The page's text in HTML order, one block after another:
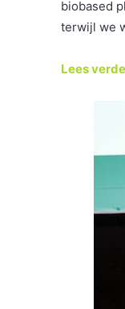
biobased
terwijl we
Lees